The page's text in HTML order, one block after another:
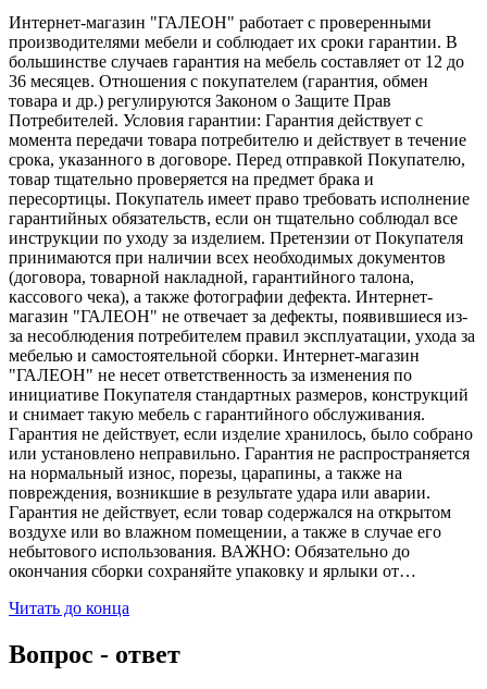
Интернет-магазин "ГАЛЕОН" работает с проверенными
производителями мебели и соблюдает их сроки гарантии. В
большинстве случаев гарантия на мебель составляет от 12 до
36 месяцев. Отношения с покупателем (гарантия, обмен
товара и др.) регулируются Законом о Защите Прав
Потребителей. Условия гарантии: Гарантия действует с
момента передачи товара потребителю и действует в течение
срока, указанного в договоре. Перед отправкой Покупателю,
товар тщательно проверяется на предмет брака и
пересортицы. Покупатель имеет право требовать исполнение
гарантийных обязательств, если он тщательно соблюдал все
инструкции по уходу за изделием. Претензии от Покупателя
принимаются при наличии всех необходимых документов
(договора, товарной накладной, гарантийного талона,
кассового чека), а также фотографии дефекта. Интернет-
магазин "ГАЛЕОН" не отвечает за дефекты, появившиеся из-
за несоблюдения потребителем правил эксплуатации, ухода за
мебелью и самостоятельной сборки. Интернет-магазин
"ГАЛЕОН" не несет ответственность за изменения по
инициативе Покупателя стандартных размеров, конструкций
и снимает такую мебель с гарантийного обслуживания.
Гарантия не действует, если изделие хранилось, было собрано
или установлено неправильно. Гарантия не распространяется
на нормальный износ, порезы, царапины, а также на
повреждения, возникшие в результате удара или аварии.
Гарантия не действует, если товар содержался на открытом
воздухе или во влажном помещении, а также в случае его
небытового использования. ВАЖНО: Обязательно до
окончания сборки сохраняйте упаковку и ярлыки от…
Читать до конца
Вопрос - ответ